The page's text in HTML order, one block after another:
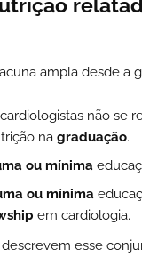
ampla desde a
não se
na graduação.
ou mínima
ou mínima
em cardiologia.
esse